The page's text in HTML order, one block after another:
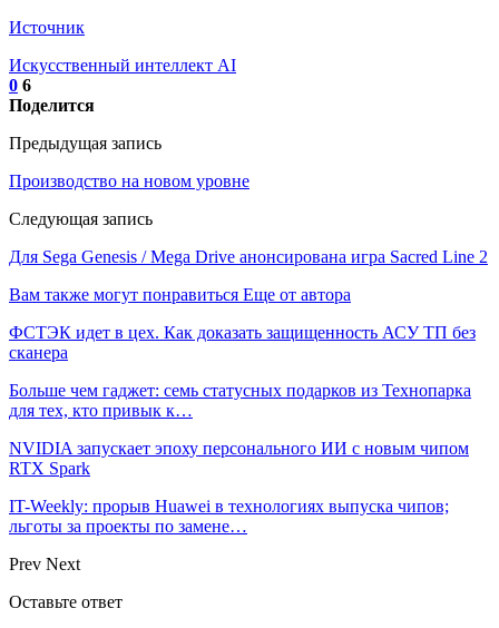
Источник
Искусственный интеллект AI
0 6
Поделится
Предыдущая запись
Производство на новом уровне
Следующая запись
Для Sega Genesis / Mega Drive анонсирована игра Sacred Line 2
Вам также могут понравиться Еще от автора
ФСТЭК идет в цех. Как доказать защищенность АСУ ТП без
сканера
Больше чем гаджет: семь статусных подарков из Технопарка
для тех, кто привык к…
NVIDIA запускает эпоху персонального ИИ с новым чипом
RTX Spark
IT-Weekly: прорыв Huawei в технологиях выпуска чипов;
льготы за проекты по замене…
Prev Next
Оставьте ответ